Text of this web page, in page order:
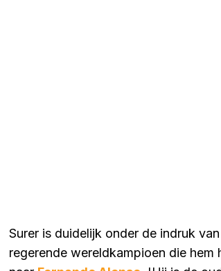
Surer is duidelijk onder de indruk
regerende wereldkampioen die